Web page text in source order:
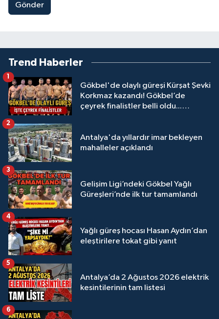
Gönder
Trend Haberler
Gökbel'de olaylı güreşi Kürşat Şevki
Korkmaz kazandı! Gökbel’de
çeyrek finalistler belli oldu...
1
Antalya'da yıllardır imar bekleyen
mahalleler açıklandı
2
Gelişim Ligi’ndeki Gökbel Yağlı
Güreşleri’nde ilk tur tamamlandı
3
Yağlı güreş hocası Hasan Aydın’dan
eleştirilere tokat gibi yanıt
4
Antalya’da 2 Ağustos 2026 elektrik
kesintilerinin tam listesi
5
6